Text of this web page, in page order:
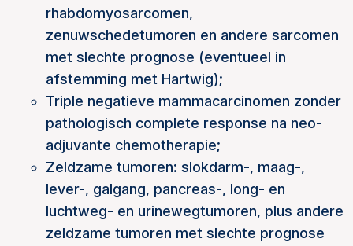
rhabdomyosarcomen,
zenuwschedetumoren en andere sarcomen
met slechte prognose (eventueel in
afstemming met Hartwig);
Triple negatieve mammacarcinomen zonder
pathologisch complete response na neo-
adjuvante chemotherapie;
Zeldzame tumoren: slokdarm-, maag-,
lever-, galgang, pancreas-, long- en
luchtweg- en urinewegtumoren, plus andere
zeldzame tumoren met slechte prognose